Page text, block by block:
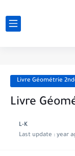
Livre Géométrie
Livre
L-K
Last update : year